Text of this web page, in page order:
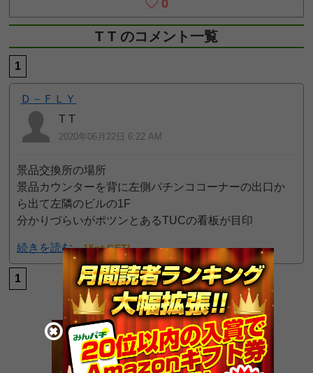
0
T T のコメント一覧
1
Ｄ－ＦＬＹ
T T
2020年06月22日 6:22 AM
景品交換所の場所
景品カウンターを背に左側パチンココーナーの出口か
ら出て左隣のビルの1F
分かりづらいがポツンとあるTUCの看板が目印
続きを読む 15pt GET!
1